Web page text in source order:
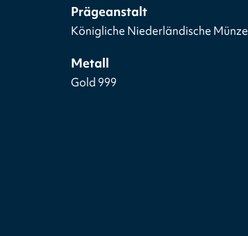
Prägeanstalt
Königliche Niederländische Münze
Metall
Gold 999